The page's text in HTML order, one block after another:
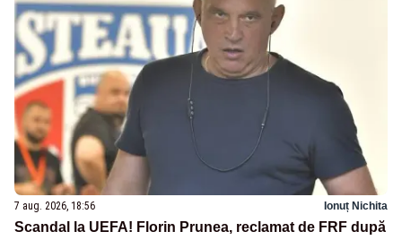
7 aug. 2026, 18:56 Ionuț Nichita
Scandal la UEFA! Florin Prunea, reclamat de FRF după